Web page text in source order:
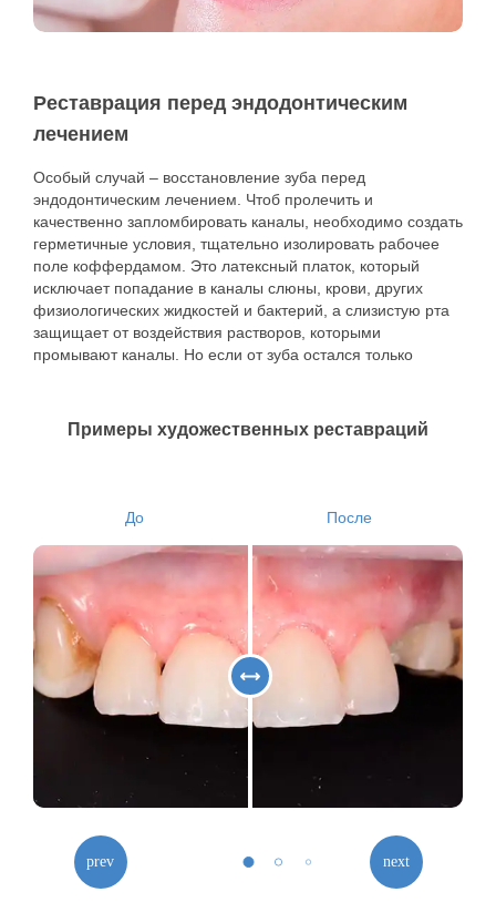
Реставрация перед эндодонтическим
лечением
Особый случай – восстановление зуба перед
эндодонтическим лечением. Чтоб пролечить и
качественно запломбировать каналы, необходимо создать
герметичные условия, тщательно изолировать рабочее
поле коффердамом. Это латексный платок, который
исключает попадание в каналы слюны, крови, других
физиологических жидкостей и бактерий, а слизистую рта
защищает от воздействия растворов, которыми
промывают каналы. Но если от зуба остался только
случаях сначала выполняется реконструкция стенок, а
середина коронки не заполняется, чтоб оставить доступ к
пломбированием каналов позволяет сразу после
завершения этого этапа поставить пломбу и сохранить
герметичность зуба. При нарушении герметичности в
корневые каналы может проникать инфекция, которая
вызывает рецидив эндодонтических заболеваний. Чтоб
предупредить механическое разрушение
восстановленного зуба, его рекомендуется в кратчайшие
сроки накрыть коронкой.
Примеры художественных реставраций
До После